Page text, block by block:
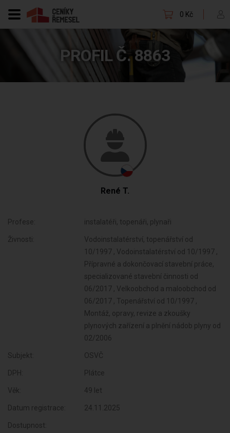
0 Kč
PROFIL Č. 8863
René T.
Profese: instalatéři, topenáři, plynaři
Živnosti:
Vodoinstalatérství, topenářství od
10/1997 , Vodoinstalatérství od 10/1997 ,
Přípravné a dokončovací stavební práce,
specializované stavební činnosti od
06/2017 , Velkoobchod a maloobchod od
06/2017 , Topenářství od 10/1997 ,
Montáž, opravy, revize a zkoušky
plynových zařízení a plnění nádob plyny od
02/2006
Subjekt: OSVČ
DPH: Plátce
Věk: 49 let
Datum registrace: 24.11.2025
Dostupnost: